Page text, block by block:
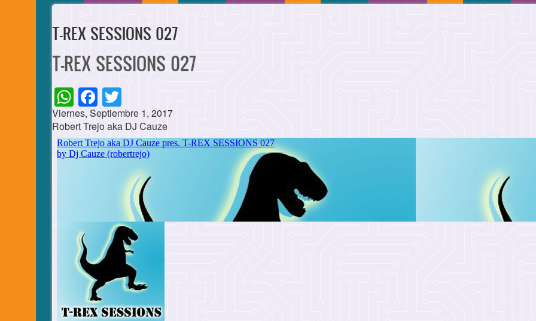
T-REX SESSIONS 027
T-REX SESSIONS 027
WhatsApp
Facebook
Viernes, Septiembre 1, 2017
Robert Trejo aka DJ Cauze
Cuerpo